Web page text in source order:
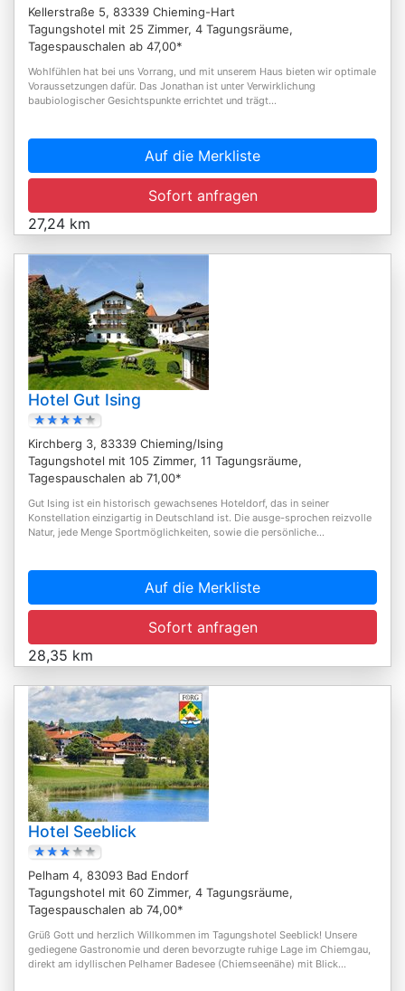
Kellerstraße 5, 83339 Chieming-Hart
Tagungshotel mit 25 Zimmer, 4 Tagungsräume,
Tagespauschalen ab 47,00*
Wohlfühlen hat bei uns Vorrang, und mit unserem Haus bieten wir optimale
Voraussetzungen dafür. Das Jonathan ist unter Verwirklichung
baubiologischer Gesichtspunkte errichtet und trägt...
Auf die Merkliste
Sofort anfragen
27,24 km
Hotel Gut Ising
Kirchberg 3, 83339 Chieming/Ising
Tagungshotel mit 105 Zimmer, 11 Tagungsräume,
Tagespauschalen ab 71,00*
Gut Ising ist ein historisch gewachsenes Hoteldorf, das in seiner
Konstellation einzigartig in Deutschland ist. Die ausge-sprochen reizvolle
Natur, jede Menge Sportmöglichkeiten, sowie die persönliche...
Auf die Merkliste
Sofort anfragen
28,35 km
Hotel Seeblick
Pelham 4, 83093 Bad Endorf
Tagungshotel mit 60 Zimmer, 4 Tagungsräume,
Tagespauschalen ab 74,00*
Grüß Gott und herzlich Willkommen im Tagungshotel Seeblick! Unsere
gediegene Gastronomie und deren bevorzugte ruhige Lage im Chiemgau,
direkt am idyllischen Pelhamer Badesee (Chiemseenähe) mit Blick...